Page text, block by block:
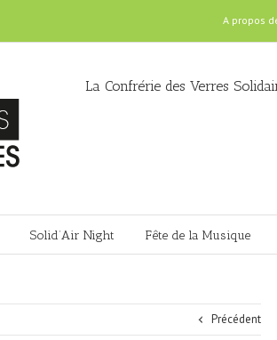
A propos
La Confrérie des Verres
Solid’Air Night Fête de la Musique
Précédent